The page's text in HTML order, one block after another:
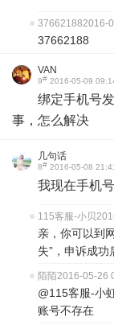
376621882016-
37662188
VAN
9# 2016-05-09
绑定手机号
事，怎么解决
几句话
8# 2016-05-08
我现在手机
115客服-小贝
亲，你可以到
失”，申诉成功
陌陌2016-05-26
@115客服-小
账号不存在